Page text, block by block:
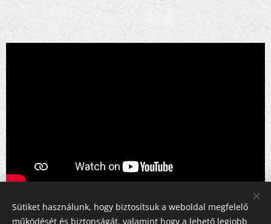
Sütiket használunk, hogy biztosítsuk a weboldal megfelelő
működését és biztonságát, valamint hogy a lehető legjobb